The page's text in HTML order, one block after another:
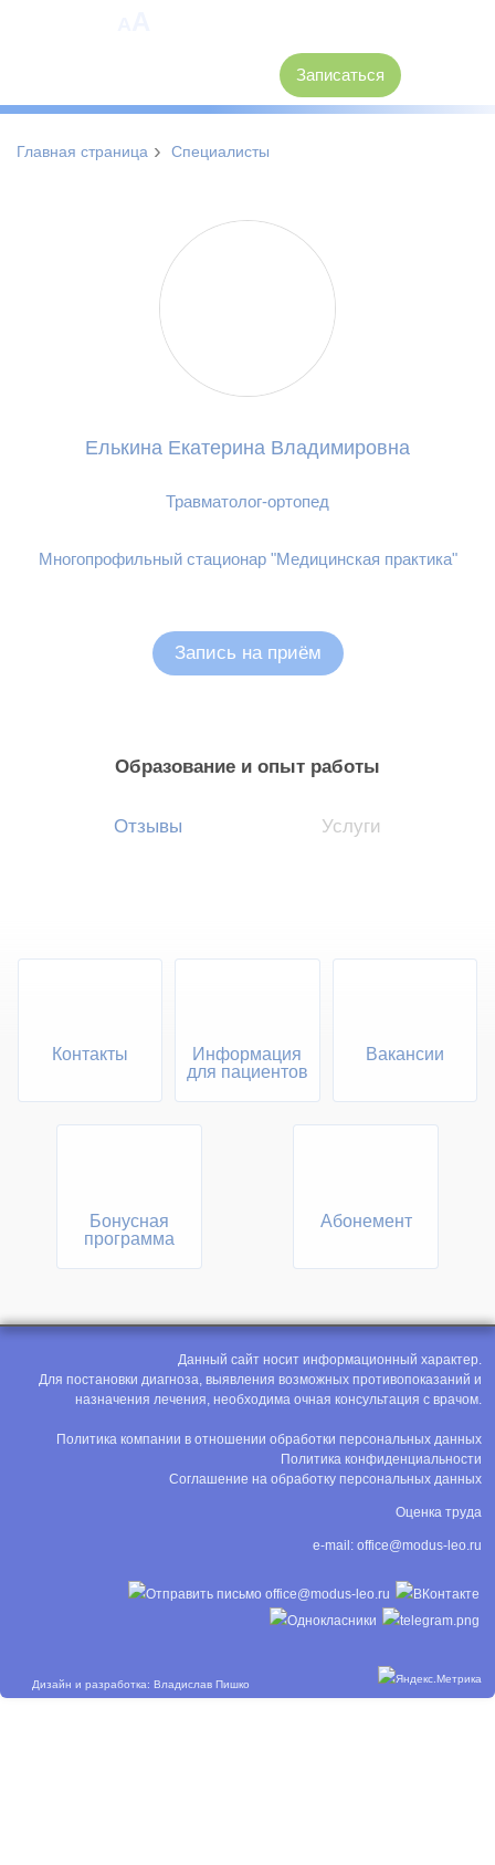
Записаться
Главная страница › Специалисты
Елькина Екатерина Владимировна
Травматолог-ортопед
Многопрофильный стационар "Медицинская практика"
Запись на приём
Образование и опыт работы
Отзывы Услуги
Контакты
Информация
для пациентов
Вакансии
Бонусная
программа
Абонемент
Данный сайт носит информационный характер.
Для постановки диагноза, выявления возможных противопоказаний и
назначения лечения, необходима очная консультация с врачом.
Политика компании в отношении обработки персональных данных
Политика конфиденциальности
Соглашение на обработку персональных данных
Оценка труда
e-mail: office@modus-leo.ru
Дизайн и разработка: Владислав Пишко